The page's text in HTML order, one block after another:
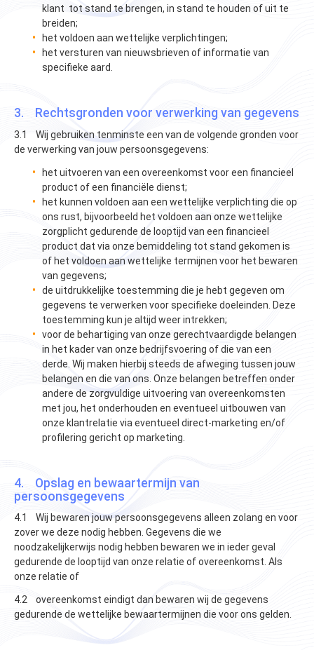
klant tot stand te brengen, in stand te houden of uit te
breiden;
het voldoen aan wettelijke verplichtingen;
het versturen van nieuwsbrieven of informatie van
specifieke aard.
3. Rechtsgronden voor verwerking van gegevens
3.1 Wij gebruiken tenminste een van de volgende gronden voor
de verwerking van jouw persoonsgegevens:
het uitvoeren van een overeenkomst voor een financieel
product of een financiële dienst;
het kunnen voldoen aan een wettelijke verplichting die op
ons rust, bijvoorbeeld het voldoen aan onze wettelijke
zorgplicht gedurende de looptijd van een financieel
product dat via onze bemiddeling tot stand gekomen is
of het voldoen aan wettelijke termijnen voor het bewaren
van gegevens;
de uitdrukkelijke toestemming die je hebt gegeven om
gegevens te verwerken voor specifieke doeleinden. Deze
toestemming kun je altijd weer intrekken;
voor de behartiging van onze gerechtvaardigde belangen
in het kader van onze bedrijfsvoering of die van een
derde. Wij maken hierbij steeds de afweging tussen jouw
belangen en die van ons. Onze belangen betreffen onder
andere de zorgvuldige uitvoering van overeenkomsten
met jou, het onderhouden en eventueel uitbouwen van
onze klantrelatie via eventueel direct-marketing en/of
profilering gericht op marketing.
4. Opslag en bewaartermijn van
persoonsgegevens
4.1 Wij bewaren jouw persoonsgegevens alleen zolang en voor
zover we deze nodig hebben. Gegevens die we
noodzakelijkerwijs nodig hebben bewaren we in ieder geval
gedurende de looptijd van onze relatie of overeenkomst. Als
onze relatie of
4.2 overeenkomst eindigt dan bewaren wij de gegevens
gedurende de wettelijke bewaartermijnen die voor ons gelden.